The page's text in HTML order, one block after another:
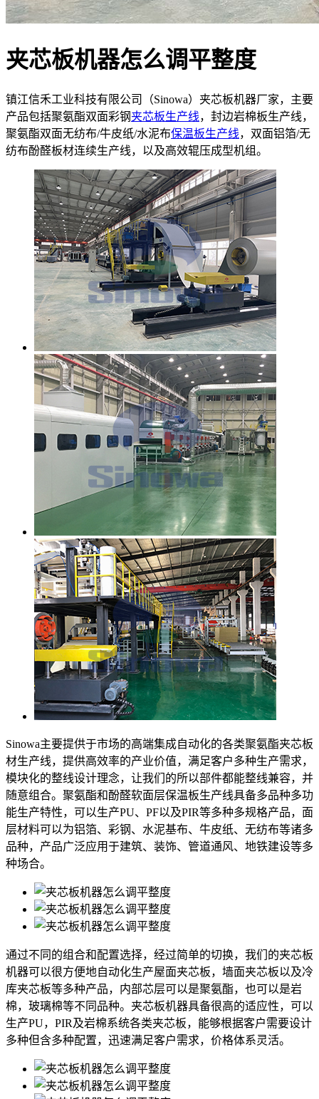
夹芯板机器怎么调平整度
镇江信禾工业科技有限公司（Sinowa）夹芯板机器厂家，主要
产品包括聚氨酯双面彩钢夹芯板生产线，封边岩棉板生产线，
聚氨酯双面无纺布/牛皮纸/水泥布保温板生产线，双面铝箔/无
纺布酚醛板材连续生产线，以及高效辊压成型机组。
Sinowa主要提供于市场的高端集成自动化的各类聚氨酯夹芯板
材生产线，提供高效率的产业价值，满足客户多种生产需求，
模块化的整线设计理念，让我们的所以部件都能整线兼容，并
随意组合。聚氨酯和酚醛软面层保温板生产线具备多品种多功
能生产特性，可以生产PU、PF以及PIR等多种多规格产品，面
层材料可以为铝箔、彩钢、水泥基布、牛皮纸、无纺布等诸多
品种，产品广泛应用于建筑、装饰、管道通风、地铁建设等多
种场合。
通过不同的组合和配置选择，经过简单的切换，我们的夹芯板
机器可以很方便地自动化生产屋面夹芯板，墙面夹芯板以及冷
库夹芯板等多种产品，内部芯层可以是聚氨酯，也可以是岩
棉，玻璃棉等不同品种。夹芯板机器具备很高的适应性，可以
生产PU，PIR及岩棉系统各类夹芯板，能够根据客户需要设计
多种但含多种配置，迅速满足客户需求，价格体系灵活。